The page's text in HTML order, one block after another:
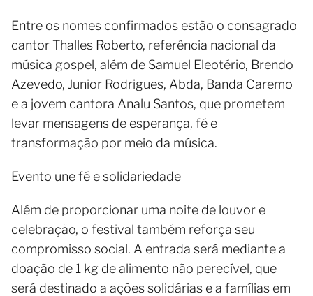
Entre os nomes confirmados estão o consagrado
cantor Thalles Roberto, referência nacional da
música gospel, além de Samuel Eleotério, Brendo
Azevedo, Junior Rodrigues, Abda, Banda Caremo
e a jovem cantora Analu Santos, que prometem
levar mensagens de esperança, fé e
transformação por meio da música.
Evento une fé e solidariedade
Além de proporcionar uma noite de louvor e
celebração, o festival também reforça seu
compromisso social. A entrada será mediante a
doação de 1 kg de alimento não perecível, que
será destinado a ações solidárias e a famílias em